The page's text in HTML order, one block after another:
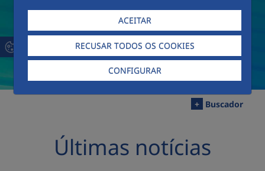
ACEITAR
RECUSAR TODOS OS COOKIES
CONFIGURAR
+ Buscador
Últimas notícias